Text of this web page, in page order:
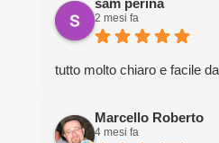
sam perina
2 mesi fa
tutto molto chiaro e facile
Marcello Roberto
4 mesi fa